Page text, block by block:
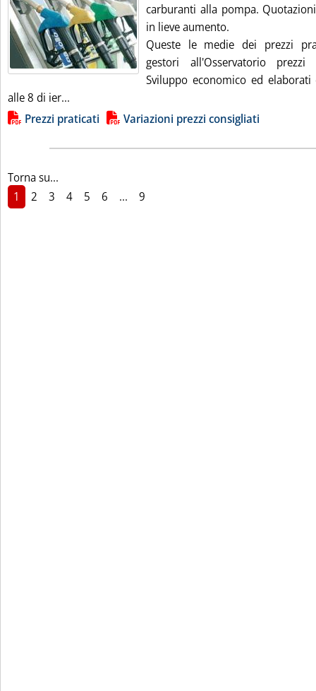
carburanti alla pompa.
in lieve aumento.
Queste le medie dei prezzi
gestori all'Osservatorio
Sviluppo economico ed
alle 8 di ier...
Lista allegati PDF alla notizia
Prezzi praticati Variazioni prezzi consigliati
Torna su...
1
2 3 4 5 6 ... 9